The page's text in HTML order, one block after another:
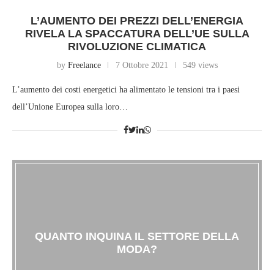
L’AUMENTO DEI PREZZI DELL’ENERGIA
RIVELA LA SPACCATURA DELL’UE SULLA
RIVOLUZIONE CLIMATICA
by Freelance 7 Ottobre 2021 549 views
L’aumento dei costi energetici ha alimentato le tensioni tra i paesi
dell’Unione Europea sulla loro…
QUANTO INQUINA IL SETTORE DELLA
MODA?